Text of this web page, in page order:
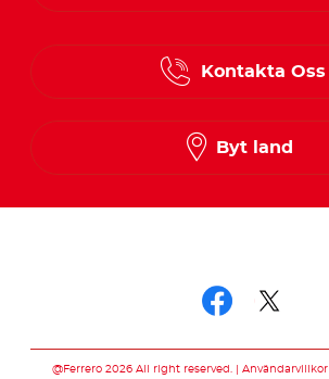
Norwegian
Kontakta Oss
Byt land
@Ferrero 2026 All right reserved. Användarvillkor